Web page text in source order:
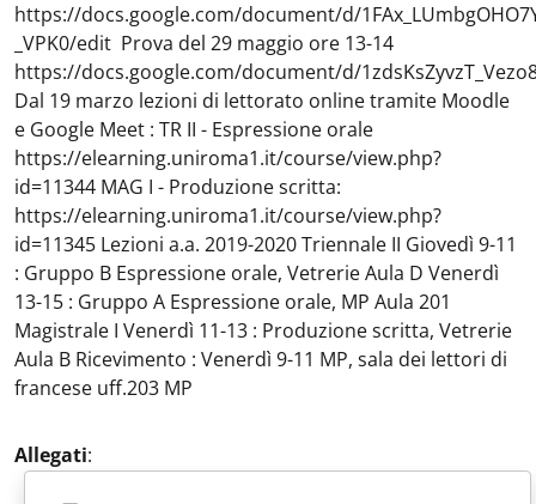
https://docs.google.com/document/d/
_VPK0/edit Prova del 29 maggio ore 13-14
https://docs.google.com/document/d/
Dal 19 marzo lezioni di lettorato online tramite Moodle
e Google Meet : TR II - Espressione orale
https://elearning.uniroma1.it/course/view.php?
id=11344 MAG I - Produzione scritta:
https://elearning.uniroma1.it/course/view.php?
id=11345 Lezioni a.a. 2019-2020 Triennale II Giovedì 9-11
: Gruppo B Espressione orale, Vetrerie Aula D Venerdì
13-15 : Gruppo A Espressione orale, MP Aula 201
Magistrale I Venerdì 11-13 : Produzione scritta, Vetrerie
Aula B Ricevimento : Venerdì 9-11 MP, sala dei lettori di
francese uff.203 MP
Allegati: